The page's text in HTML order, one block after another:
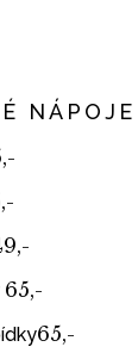
NÁPOJE
65,-
65,-